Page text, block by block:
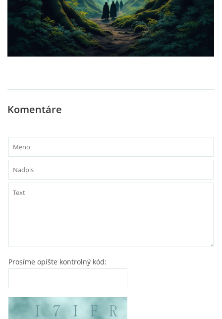
Komentáre
Prosíme opíšte kontrolný kód: